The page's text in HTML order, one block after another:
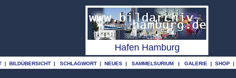
Hafen Hamburg
| BILDÜBERSICHT | SCHLAGWORT | NEUES | SAMMELSURIUM | GALERIE | SHOP |